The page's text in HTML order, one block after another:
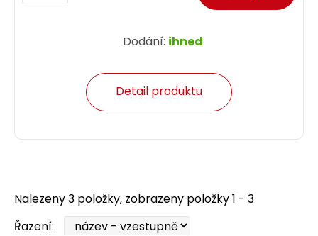
Dodání: ihned
Detail produktu
Nalezeny 3 položky, zobrazeny položky 1 - 3
Řazení: